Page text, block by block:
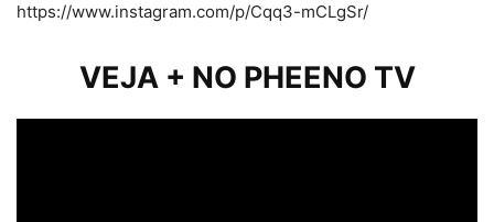
https://www.instagram.com/p/Cqq3-mCLgSr/
VEJA + NO PHEENO TV